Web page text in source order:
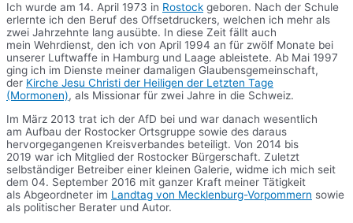
Ich wurde am 14. April 1973 in Rostock geboren. Nach der Schule
erlernte ich den Beruf des Offsetdruckers, welchen ich mehr als
zwei Jahrzehnte lang ausübte. In diese Zeit fällt auch
mein Wehrdienst, den ich von April 1994 an für zwölf Monate bei
unserer Luftwaffe in Hamburg und Laage ableistete. Ab Mai 1997
ging ich im Dienste meiner damaligen Glaubensgemeinschaft,
der Kirche Jesu Christi der Heiligen der Letzten Tage
(Mormonen), als Missionar für zwei Jahre in die Schweiz.
Im März 2013 trat ich der AfD bei und war danach wesentlich
am Aufbau der Rostocker Ortsgruppe sowie des daraus
hervorgegangenen Kreisverbandes beteiligt. Von 2014 bis
2019 war ich Mitglied der Rostocker Bürgerschaft. Zuletzt
selbständiger Betreiber einer kleinen Galerie, widme ich mich seit
dem 04. September 2016 mit ganzer Kraft meiner Tätigkeit
als Abgeordneter im Landtag von Mecklenburg-Vorpommern sowie
als politischer Berater und Autor.